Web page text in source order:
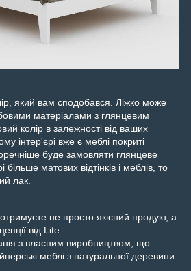
який вам сподобався. Ліжко може
матеріалами з глянцевим
колір в залежності від ваших
інтер'єрі вже є меблі покриті
буде замовляти глянцеве
більше матових відтінків і меблів, то
лак.
не просто якісний продукт, а
від Lite.
з власним виробництвом, що
меблі з натуральної деревини